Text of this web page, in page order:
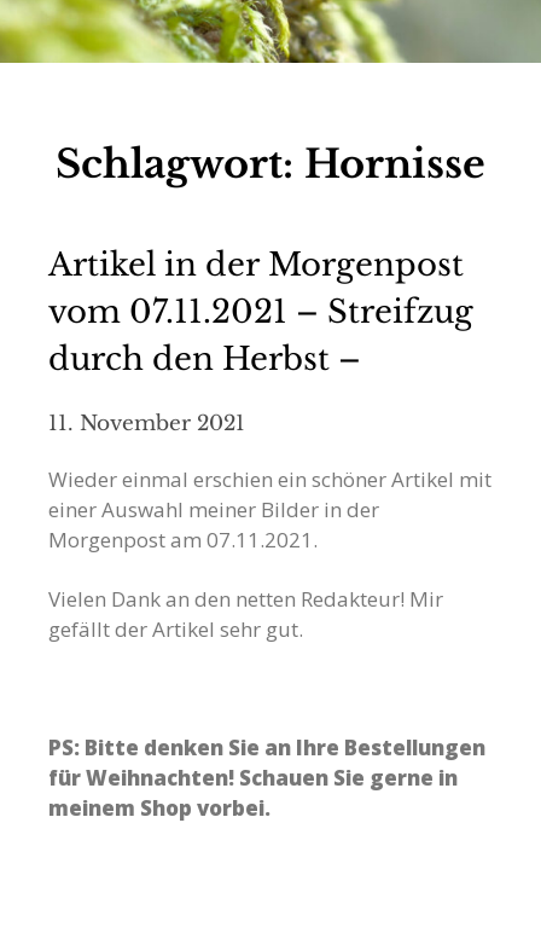
Schlagwort: Hornisse
Artikel in der Morgenpost
vom 07.11.2021 – Streifzug
durch den Herbst –
11. November 2021
Wieder einmal erschien ein schöner Artikel mit
einer Auswahl meiner Bilder in der
Morgenpost am 07.11.2021.
Vielen Dank an den netten Redakteur! Mir
gefällt der Artikel sehr gut.
PS: Bitte denken Sie an Ihre Bestellungen
für Weihnachten! Schauen Sie gerne in
meinem Shop vorbei.